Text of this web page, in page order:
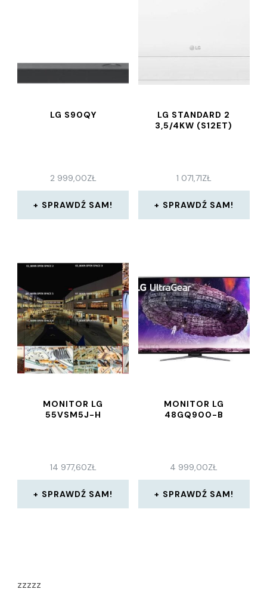
LG S90QY
2 999,00ZŁ
SPRAWDŹ SAM!
LG STANDARD 2
3,5/4KW (S12ET)
1 071,71ZŁ
SPRAWDŹ SAM!
MONITOR LG
55VSM5J-H
14 977,60ZŁ
SPRAWDŹ SAM!
MONITOR LG
48GQ900-B
4 999,00ZŁ
SPRAWDŹ SAM!
zzzzz